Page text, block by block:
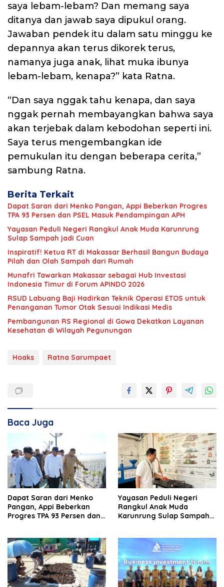
saya lebam-lebam? Dan memang saya
ditanya dan jawab saya dipukul orang.
Jawaban pendek itu dalam satu minggu ke
depannya akan terus dikorek terus,
namanya juga anak, lihat muka ibunya
lebam-lebam, kenapa?” kata Ratna.
“Dan saya nggak tahu kenapa, dan saya
nggak pernah membayangkan bahwa saya
akan terjebak dalam kebodohan seperti ini.
Saya terus mengembangkan ide
pemukulan itu dengan beberapa cerita,”
sambung Ratna.
Berita Terkait
Dapat Saran dari Menko Pangan, Appi Beberkan Progres
TPA 93 Persen dan PSEL Masuk Pendampingan APH
Yayasan Peduli Negeri Rangkul Anak Muda Karunrung
Sulap Sampah jadi Cuan
Inspiratif! Ketua RT di Makassar Berhasil Bangun Budaya
Pilah dan Olah Sampah dari Rumah
Munafri Tawarkan Makassar sebagai Hub Investasi
Indonesia Timur di Forum APINDO 2026
RSUD Labuang Baji Hadirkan Teknik Operasi ETOS untuk
Penanganan Tumor Otak Sesuai Indikasi Medis
Pembangunan RS Regional di Gowa Dekatkan Layanan
Kesehatan di Wilayah Pegunungan
Hoaks Ratna Sarumpaet
Baca Juga
Dapat Saran dari Menko
Pangan, Appi Beberkan
Progres TPA 93 Persen dan
Yayasan Peduli Negeri
Rangkul Anak Muda
Karunrung Sulap Sampah